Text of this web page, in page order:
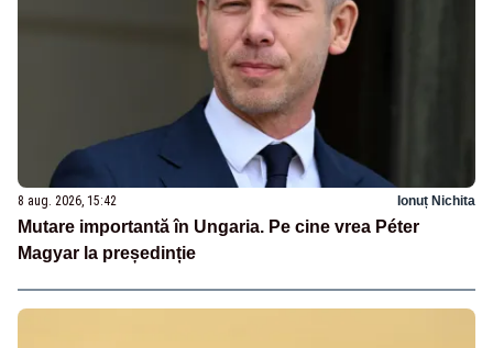
8 aug. 2026, 15:42 Ionuț Nichita
Mutare importantă în Ungaria. Pe cine vrea Péter
Magyar la președinție